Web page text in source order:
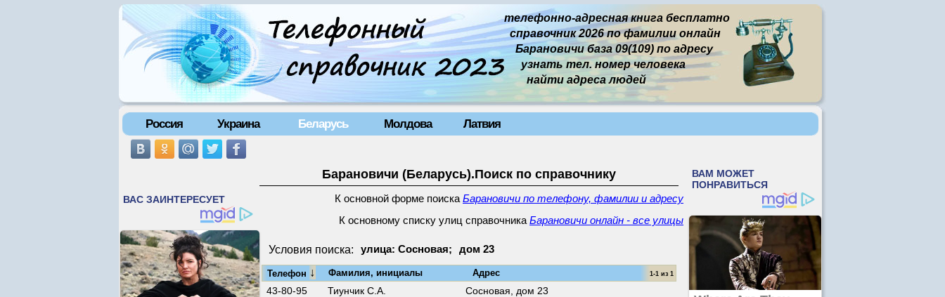
телефонно-адресная книга бесплатно
справочник 2026 по фамилии онлайн
Барановичи база 09(109) по адресу
узнать тел. номер человека
найти адреса людей
Россия Украина Беларусь Молдова Латвия
Барановичи (Беларусь).Поиск по справочнику
К основной форме поиска Барановичи по телефону, фамилии и адресу
К основному списку улиц справочника Барановичи онлайн - все улицы
Условия поиска: улица: Сосновая; дом 23
Телефон ↓ Фамилия, инициалы Адрес 1-1 из 1
43-80-95 Тиунчик С.А. Сосновая, дом 23